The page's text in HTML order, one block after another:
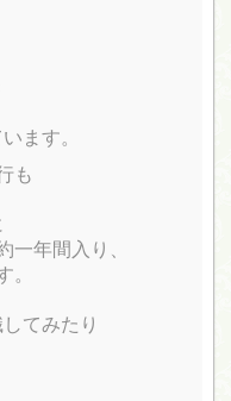
ます。
も
一年間入り、
。
てみたり